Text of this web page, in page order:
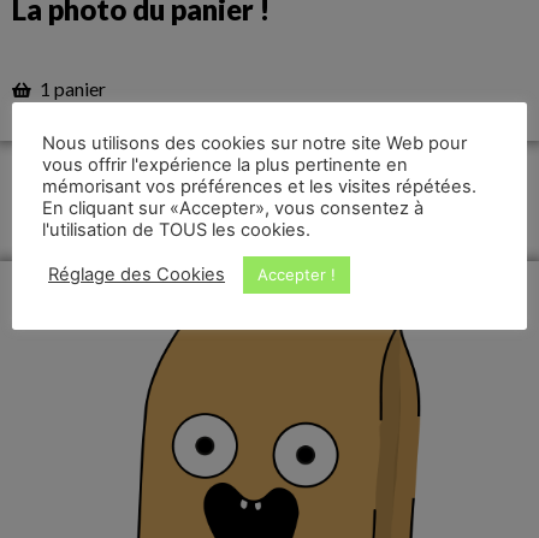
La photo du panier !
1 panier
Nous utilisons des cookies sur notre site Web pour
vous offrir l'expérience la plus pertinente en
mémorisant vos préférences et les visites répétées.
En cliquant sur «Accepter», vous consentez à
l'utilisation de TOUS les cookies.
Réglage des Cookies Accepter !